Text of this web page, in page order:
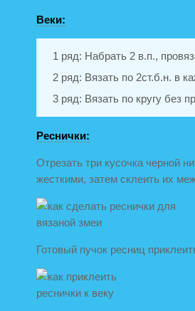
Веки:
1 ряд: Набрать 2 в.п.,
2 ряд: Вязать по 2ст.б.н. в
3 ряд: Вязать по кругу без
Реснички:
Отрезать три кусочка черной
жесткими, затем склеить их
Готовый пучок ресниц